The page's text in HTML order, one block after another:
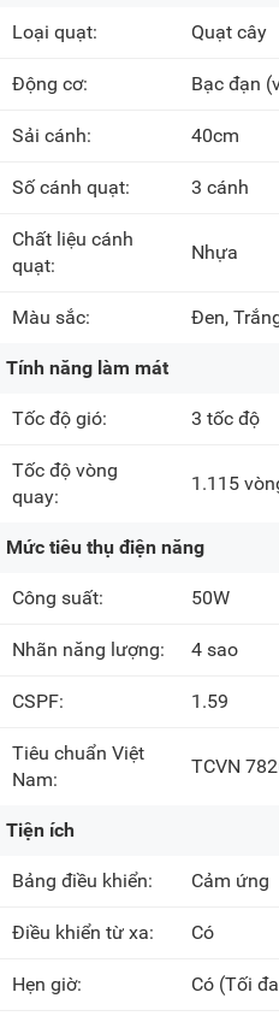
Loại quạt: Quạt cây
Động cơ: Bạc đạn
Sải cánh: 40cm
Số cánh quạt: 3 cánh
Chất liệu cánh
quạt:
Nhựa
Màu sắc: Đen,
Tính năng làm mát
Tốc độ gió: 3 tốc độ
Tốc độ vòng
quay:
1.115
Mức tiêu thụ điện năng
Công suất: 50W
Nhãn năng lượng: 4 sao
CSPF: 1.59
Tiêu chuẩn Việt
Nam:
TCVN
Tiện ích
Bảng điều khiển: Cảm ứng
Điều khiển từ xa: Có
Hẹn giờ: Có (Tối